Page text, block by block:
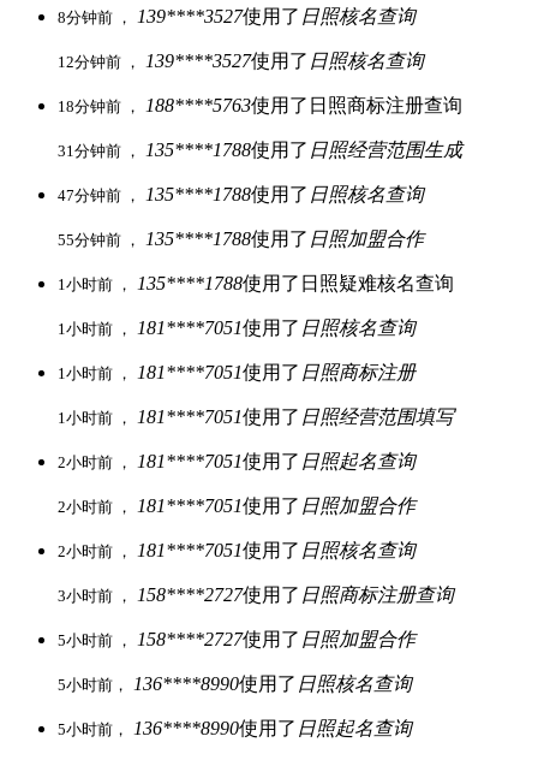
8分钟前 ， 139****3527使用了 日照核名查询
12分钟前 ， 139****3527使用了 日照核名查询
18分钟前 ， 188****5763使用了日照商标注册查询
31分钟前 ， 135****1788使用了 日照经营范围生成
47分钟前 ， 135****1788使用了 日照核名查询
55分钟前 ， 135****1788使用了 日照加盟合作
1小时前 ， 135****1788使用了日照疑难核名查询
1小时前 ， 181****7051使用了 日照核名查询
1小时前 ， 181****7051使用了 日照商标注册
1小时前 ， 181****7051使用了 日照经营范围填写
2小时前 ， 181****7051使用了 日照起名查询
2小时前 ， 181****7051使用了 日照加盟合作
2小时前 ， 181****7051使用了 日照核名查询
3小时前 ， 158****2727使用了 日照商标注册查询
5小时前 ， 158****2727使用了 日照加盟合作
5小时前， 136****8990使用了 日照核名查询
5小时前， 136****8990使用了 日照起名查询